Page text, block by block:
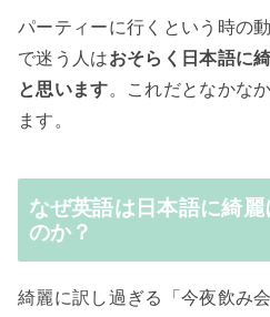
パーティーに行くという時の
で迷う人はおそらく日本語に
と思います。これだとなかな
ます。
なぜ英語は日本語に綺
のか？
綺麗に訳し過ぎる「今夜飲み